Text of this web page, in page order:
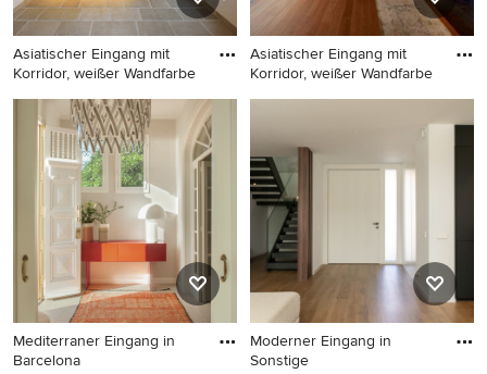
Asiatischer Eingang mit
Korridor, weißer Wandfarbe
Asiatischer Eingang mit
Korridor, weißer Wandfarbe
und beigem Boden in
Sonstige
Asiatischer Eingang mit
Korridor, weißer Wandfarbe
Asiatischer Eingang mit
Korridor, weißer Wandfarbe,
braunem Holzboden,
Einzeltür, hellbrauner
Holzhaustür und braunem
Boden in Sonstige
Mediterraner Eingang in
Barcelona
Moderner Eingang in
Sonstige